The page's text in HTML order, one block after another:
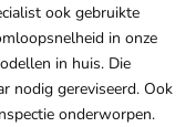
ook gebruikte
in onze
in huis. Die
nodig gereviseerd. Ook
onderworpen.